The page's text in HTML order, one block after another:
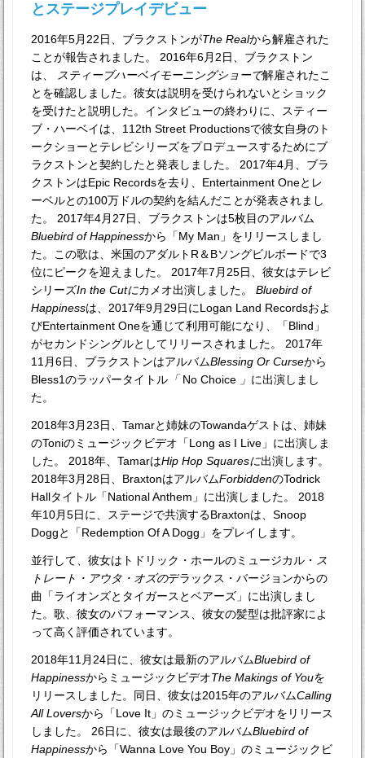
とステージプレイデビュー
2016年5月22日、ブラクストンがThe Realから解雇された
ことが報告されました。 2016年6月2日、ブラクストン
は、 スティーブハーベイモーニングショーで解雇されたこ
とを確認しました。彼女は説明を受けられないとショック
を受けたと説明した。インタビューの終わりに、スティー
ブ・ハーベイは、112th Street Productionsで彼女自身のト
ークショーとテレビシリーズをプロデュースするためにブ
ラクストンと契約したと発表しました。 2017年4月、ブラ
クストンはEpic Recordsを去り、Entertainment Oneとレ
ーベルとの100万ドルの契約を結んだことが発表されまし
た。 2017年4月27日、ブラクストンは5枚目のアルバム
Bluebird of Happinessから「My Man」をリリースしまし
た。この歌は、米国のアダルトR＆Bソングビルボードで3
位にピークを迎えました。 2017年7月25日、彼女はテレビ
シリーズIn the Cutにカメオ出演しました。Bluebird of
Happinessは、2017年9月29日にLogan Land Recordsおよ
びEntertainment Oneを通じて利用可能になり、「Blind」
がセカンドシングルとしてリリースされました。 2017年
11月6日、ブラクストンはアルバムBlessing Or Curseから
Bless1のラッパータイトル 「No Choice 」 に出演しまし
た。
2018年3月23日、Tamarと姉妹のTowandaゲストは、姉妹
のToniのミュージックビデオ「Long as I Live」に出演しま
した。 2018年、TamarはHip Hop Squaresに出演します。
2018年3月28日、BraxtonはアルバムForbiddenのTodrick
Hallタイトル「National Anthem」に出演しました。 2018
年10月5日に、ステージで共演するBraxtonは、Snoop
Doggと「Redemption Of A Dogg」をプレイします。
並行して、彼女はトドリック・ホールのミュージカル・ ス
トレート・アウタ・オズのデラックス・バージョンからの
曲「ライオンズとタイガースとベアーズ」に出演しまし
た。歌、彼女のパフォーマンス、彼女の髪型は批評家によ
って高く評価されています。
2018年11月24日に、彼女は最新のアルバムBluebird of
HappinessからミュージックビデオThe Makings of Youを
リリースしました。同日、彼女は2015年のアルバムCalling
All Loversから「Love It」のミュージックビデオをリリース
しました。 26日に、彼女は最後のアルバムBluebird of
Happinessから「Wanna Love You Boy」のミュージックビ